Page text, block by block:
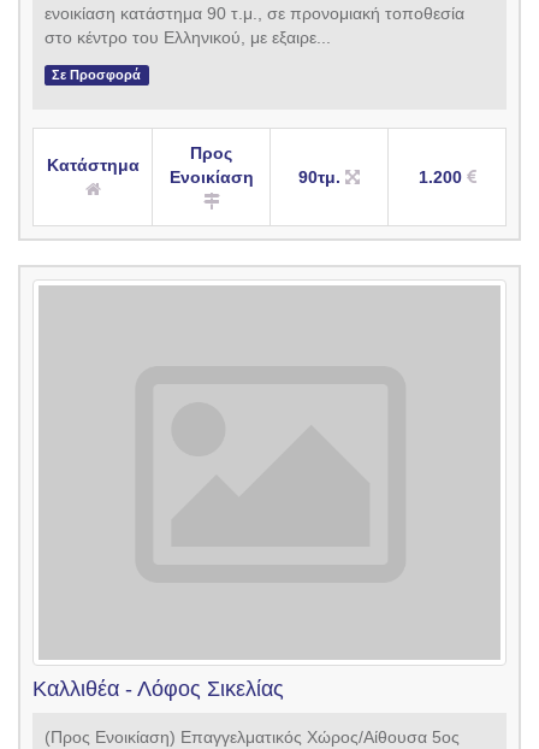
ενοικίαση κατάστημα 90 τ.μ., σε προνομιακή τοποθεσία
στο κέντρο του Ελληνικού, με εξαιρε...
Σε Προσφορά
Κατάστημα
Προς
Ενοικίαση
90τμ. 1.200
Καλλιθέα - Λόφος Σικελίας
(Προς Ενοικίαση) Επαγγελματικός Χώρος/Αίθουσα 5ος